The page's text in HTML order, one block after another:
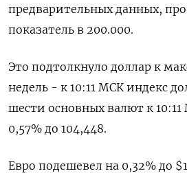
предварительных данных,
показатель в 200​.000.
Это подтолкнуло доллар к
недель - к 10:11 МСК индекс
шести основных валют к
0,57% до 104,448​.
Евро подешевел на 0,32% до